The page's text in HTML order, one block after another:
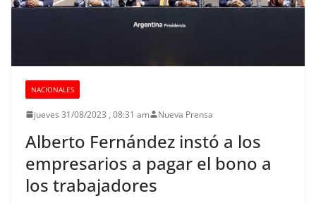
NACIONALES
jueves 31/08/2023 , 08:31 am Nueva Prensa
Alberto Fernández instó a los
empresarios a pagar el bono a
los trabajadores